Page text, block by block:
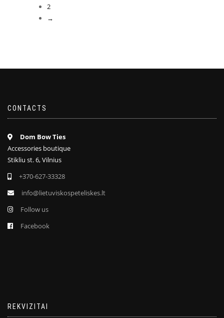
2
→
CONTACTS
Dom Bow Ties
Accessories boutique
Stikliu st. 6, Vilnius
+370-627-33328
info@lietuviskospeteliskes.lt
Follow us
Facebook
REKVIZITAI